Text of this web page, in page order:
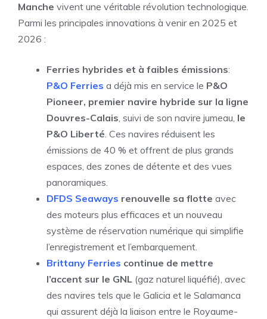
Manche vivent une véritable révolution technologique.
Parmi les principales innovations à venir en 2025 et
2026 :
Ferries hybrides et à faibles émissions:
P&O Ferries a déjà mis en service le P&O
Pioneer, premier navire hybride sur la ligne
Douvres-Calais, suivi de son navire jumeau, le
P&O Liberté. Ces navires réduisent les
émissions de 40 % et offrent de plus grands
espaces, des zones de détente et des vues
panoramiques.
DFDS Seaways renouvelle sa flotte avec
des moteurs plus efficaces et un nouveau
système de réservation numérique qui simplifie
l’enregistrement et l’embarquement.
Brittany Ferries continue de mettre
l’accent sur le GNL (gaz naturel liquéfié), avec
des navires tels que le Galicia et le Salamanca
qui assurent déjà la liaison entre le Royaume-